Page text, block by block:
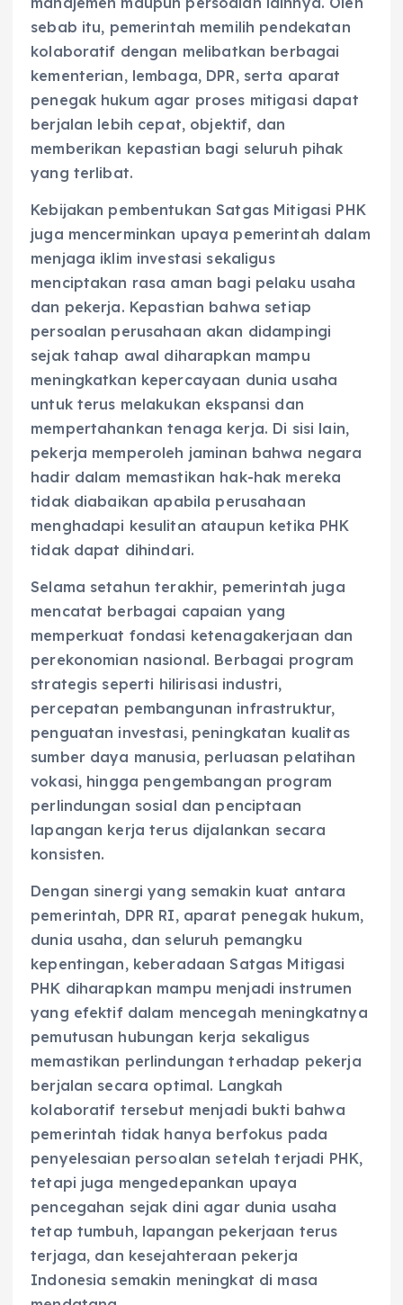
sebab itu, pemerintah memilih pendekatan
kolaboratif dengan melibatkan berbagai
kementerian, lembaga, DPR, serta aparat
penegak hukum agar proses mitigasi dapat
berjalan lebih cepat, objektif, dan
memberikan kepastian bagi seluruh pihak
yang terlibat.
Kebijakan pembentukan Satgas Mitigasi PHK
juga mencerminkan upaya pemerintah dalam
menjaga iklim investasi sekaligus
menciptakan rasa aman bagi pelaku usaha
dan pekerja. Kepastian bahwa setiap
persoalan perusahaan akan didampingi
sejak tahap awal diharapkan mampu
meningkatkan kepercayaan dunia usaha
untuk terus melakukan ekspansi dan
mempertahankan tenaga kerja. Di sisi lain,
pekerja memperoleh jaminan bahwa negara
hadir dalam memastikan hak-hak mereka
tidak diabaikan apabila perusahaan
menghadapi kesulitan ataupun ketika PHK
tidak dapat dihindari.
Selama setahun terakhir, pemerintah juga
mencatat berbagai capaian yang
memperkuat fondasi ketenagakerjaan dan
perekonomian nasional. Berbagai program
strategis seperti hilirisasi industri,
percepatan pembangunan infrastruktur,
penguatan investasi, peningkatan kualitas
sumber daya manusia, perluasan pelatihan
vokasi, hingga pengembangan program
perlindungan sosial dan penciptaan
lapangan kerja terus dijalankan secara
konsisten.
Dengan sinergi yang semakin kuat antara
pemerintah, DPR RI, aparat penegak hukum,
dunia usaha, dan seluruh pemangku
kepentingan, keberadaan Satgas Mitigasi
PHK diharapkan mampu menjadi instrumen
yang efektif dalam mencegah meningkatnya
pemutusan hubungan kerja sekaligus
memastikan perlindungan terhadap pekerja
berjalan secara optimal. Langkah
kolaboratif tersebut menjadi bukti bahwa
pemerintah tidak hanya berfokus pada
penyelesaian persoalan setelah terjadi PHK,
tetapi juga mengedepankan upaya
pencegahan sejak dini agar dunia usaha
tetap tumbuh, lapangan pekerjaan terus
terjaga, dan kesejahteraan pekerja
Indonesia semakin meningkat di masa